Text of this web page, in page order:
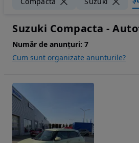
Suzuki Compacta -
Număr de anunțuri: 7
Cum sunt organizate anunturile?